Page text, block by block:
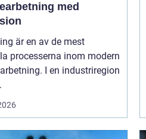
med
är en av de mest
processerna inom modern
I en industriregion